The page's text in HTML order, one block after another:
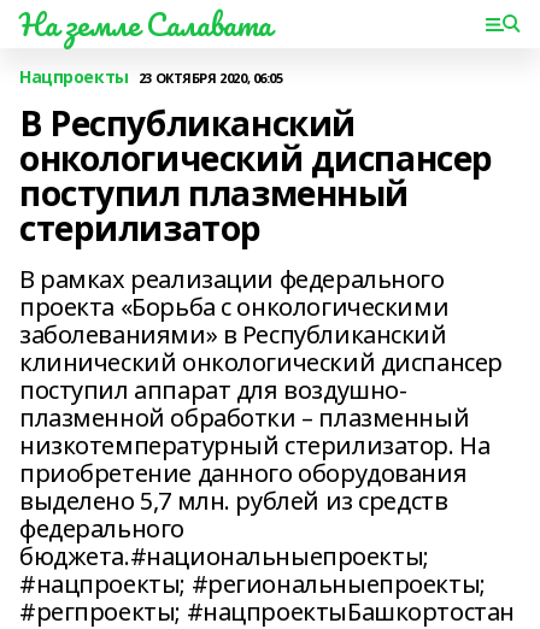
На земле Салавата
Нацпроекты 23 ОКТЯБРЯ 2020, 06:05
В Республиканский
онкологический диспансер
поступил плазменный
стерилизатор
В рамках реализации федерального
проекта «Борьба с онкологическими
заболеваниями» в Республиканский
клинический онкологический диспансер
поступил аппарат для воздушно-
плазменной обработки – плазменный
низкотемпературный стерилизатор. На
приобретение данного оборудования
выделено 5,7 млн. рублей из средств
федерального
бюджета.#национальныепроекты;
#нацпроекты; #региональныепроекты;
#регпроекты; #нацпроектыБашкортостан